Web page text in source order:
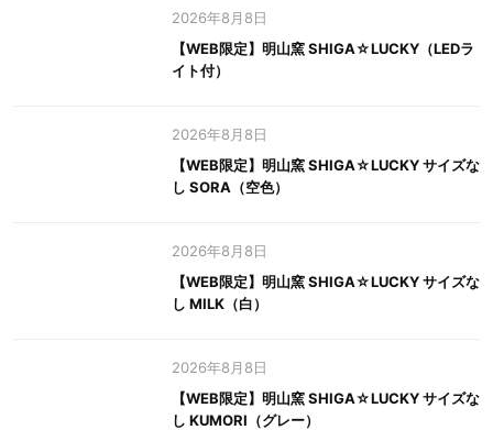
2026年8月8日
【WEB限定】明山窯 SHIGA☆LUCKY（LEDラ
イト付）
2026年8月8日
【WEB限定】明山窯 SHIGA☆LUCKY サイズな
し SORA（空色）
2026年8月8日
【WEB限定】明山窯 SHIGA☆LUCKY サイズな
し MILK（白）
2026年8月8日
【WEB限定】明山窯 SHIGA☆LUCKY サイズな
し KUMORI（グレー）